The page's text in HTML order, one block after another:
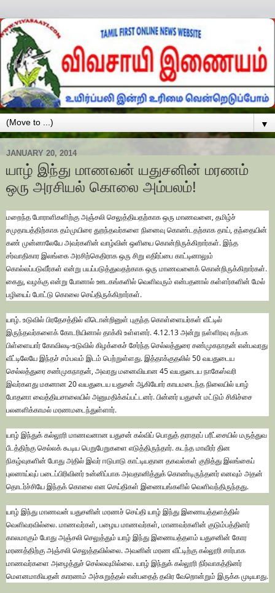
▼
JANUARY 20, 2014
யாழ் இந்து மாணவன் யதுசனின் மரணம்
ஒரு அரசியல் கொலை அம்பலம்!
மறைந்த போராளிகளிற்கு அஞ்சலி செலுத்தியதற்காக ஒரு மாணவனை, தமிழ்ச்
சமுதாயத்திற்காக தம்முயிரை துறந்தவர்களை நினைவு கொண்டதற்காக தாய், தந்தையின்
கண் முன்னாலேயே அவர்களின் வாழ்வின் ஒளியை கொன்றிருக்கிறார்கள். இந்த
சர்வாதிகார இலங்கை அரசிற்கெதிராக ஒரு சிறு எதிர்ப்பை காட்டினாலும்
கொல்லப்படுவீர்கள் என்று பயப்படுத்துவதற்காக ஒரு மாணவனைக் கொன்றிருக்கிறார்கள்.
கைது, வழக்கு என்று போனால் ஊடகங்களில் வெளிவரும் என்பதனால் கள்ளர்களின் மேல்
பழியைப் போட்டு கொலை செய்திருக்கிறார்கள்.
யாழ். உடுவில் பிரதேசத்தில் வீடொன்றினுள் புகுந்த கொள்ளையர்கள் வீட்டில்
இருந்தவர்களைக் கோடரியினால் தாக்கி உள்ளனர். 4.12.13 அன்று நள்ளிரவு கற்பக
பிள்ளையார் கோவிலடி-உடுவில் கிழக்கைச் சேர்ந்த செல்லத்துரை சண்முகநாதன் என்பவரது
வீட்டிலேயே இந்தச் சம்பவம் இடம் பெற்றுள்ளது. இத்தாக்குதலில் 50 வயதுடைய
செல்லத்துரை சண்முகநாதன், அவரது மனைவியான 45 வயதுடைய நாகேஸ்வரி
இவர்களது மகனான 20 வயதுடைய யதுசன் ஆகியோர் காயமடைந்த நிலையில் யாழ்
போதனா வைத்தியசாலையில் அனுமதிக்கப்பட்டனர். பின்னர் யதுசன் மட்டும் சிகிச்சை
பலனளிக்காமல் மரணமடைந்துள்ளார்.
யாழ் இந்துக் கல்லூரி மாணவனான யதுசன் கல்விப் பொதுத் தராதரப் பரீட்சையில் மருத்துவ
பீடத்திற்கு செல்லக் கூடிய பெறுபேறுகளை எடுத்திருந்தார். கடந்த மாவீரர் தின
நிகழ்வுகளின் போது அதில் இவர் ஈடுபாடு காட்டியதான தகவல்கள் குறித்து இலங்கைப்
புலனாய்வுப் படைப்பிரிவினர் உன்னிப்பாக அவதானித்துக் கொண்டிருந்தனர் எனவும் அதன்
தொடர்ச்சியே இந்தக் கொலை என செய்திகள் இணையங்களில் வெளிவந்திருந்தது.
யாழ் இந்து மாணவன் யதுசனின் மரணச் செய்தி யாழ் இந்து இணையத்தளத்தில்
வெளிவரவில்லை. மாணவர்கள், பழைய மாணவர்கள், மாணவர்களின் குடும்பத்தினர்
காலமாகும் போது அஞ்சலி செலுத்தும் யாழ் இந்து இணையத்தளம் யதுசனின் கோர
மரணத்திற்கு அஞ்சலி செலுத்தவில்லை. அவனின் மரண வீட்டிற்கு கல்லூரி சார்பாக
மாணவர்களை அழைத்துச் செல்லவுமில்லை. யாழ் இந்துக் கல்லூரி நிர்வாகத்தினர்
மெளனமாகியதன் காரணம் அச்சுறுத்தல் என்பதைத் தவிர வேறொன்றும் இருக்க முடியாது.